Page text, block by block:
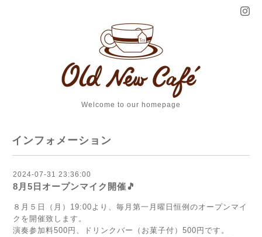
Welcome to our homepage
インフォメーション
2024-07-31 23:36:00
8月5日オープンマイク開催🎵
８月５日（月）19:00より、毎月第一月曜日恒例のオープンマイ
クを開催致します。
演奏参加料500円、ドリンクバー（お菓子付）500円です。